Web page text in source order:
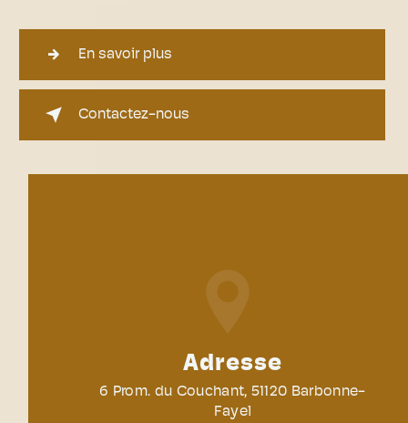
En savoir plus
Contactez-nous
Adresse
6 Prom. du Couchant, 51120 Barbonne-
Fayel